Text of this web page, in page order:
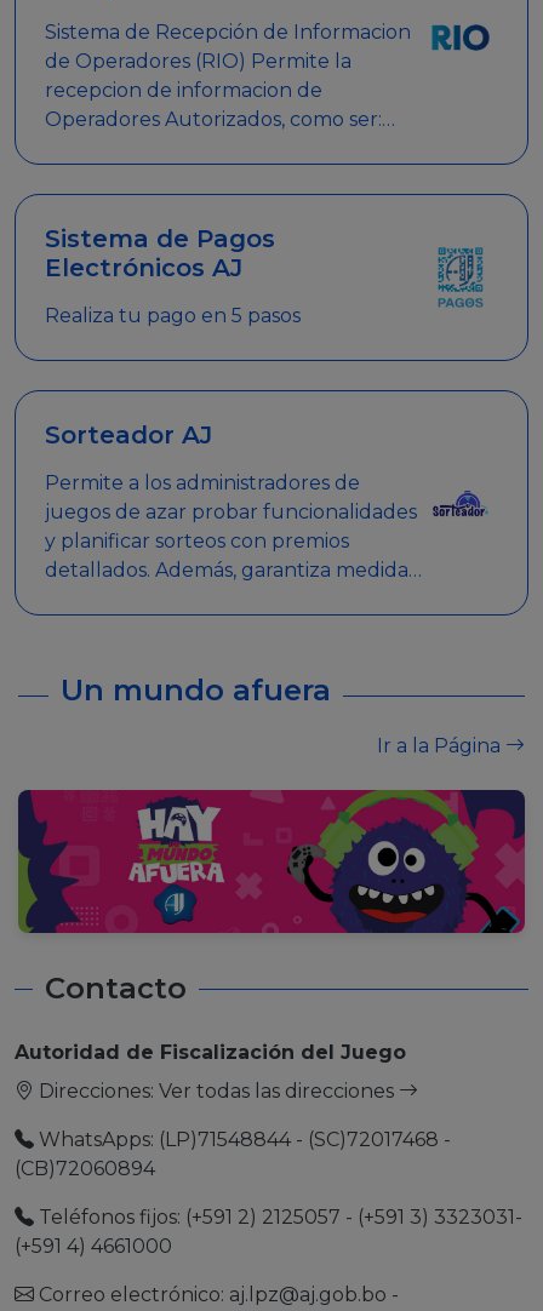
Sistema de Recepción de Informacion
de Operadores (RIO) Permite la
recepcion de informacion de
Operadores Autorizados, como ser:
Sistema de Pagos
Electrónicos AJ
Realiza tu pago en 5 pasos
Sorteador AJ
Permite a los administradores de
juegos de azar probar funcionalidades
y planificar sorteos con premios
detallados. Además, garantiza medidas
Un mundo afuera
Ir a la Página
Contacto
Autoridad de Fiscalización del Juego
Direcciones: Ver todas las direcciones
WhatsApps: (LP)71548844 - (SC)72017468 -
(CB)72060894
Teléfonos fijos: (+591 2) 2125057 - (+591 3) 3323031-
(+591 4) 4661000
Correo electrónico: aj.lpz@aj.gob.bo -